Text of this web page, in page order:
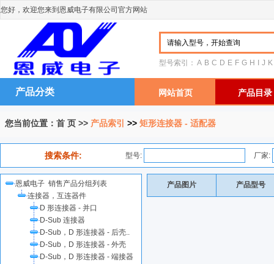
您好，欢迎您来到恩威电子有限公司官方网站
型号索引： A B C D E F G H J K
产品分类 网站首页 产品目录
您当前位置： 首 页 >> 产品索引 >> 矩形连接器 - 适配器
搜索条件: 型号: 厂家:
恩威电子 销售产品分组列表
连接器，互连器件
D 形连接器 - 并口
D-Sub 连接器
D-Sub，D 形连接器 - 后壳..
D-Sub，D 形连接器 - 外壳
D-Sub，D 形连接器 - 端接器
产品图片 产品型号